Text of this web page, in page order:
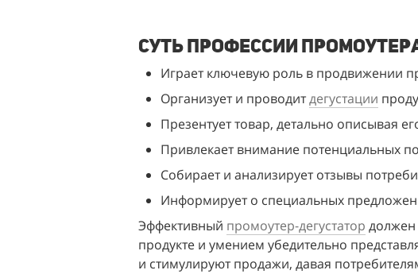
Суть профессии
Играет ключевую роль в продвижении
Организует и проводит дегустации
Презентует товар, детально описывая
Привлекает внимание потенциальных
Собирает и анализирует отзывы
Информирует о специальных
Эффективный промоутер-дегустатор
продукте и умением убедительно
и стимулируют продажи, давая